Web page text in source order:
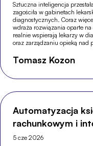
Sztuczna inteligencja
zagościła w gabinetach
diagnostycznych. Coraz
wdraża rozwiązania oparte
realnie wspierają lekarzy w
oraz zarządzaniu opieką nad
Tomasz Kozon
Automatyzacja
rachunkowym i
5 cze 2026